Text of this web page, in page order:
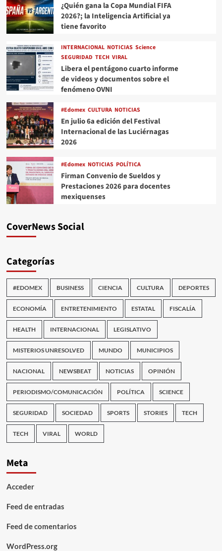
¿Quién gana la Copa Mundial FIFA
2026?; la Inteligencia Artificial ya
tiene favorito
INTERNACIONAL NOTICIAS Science
SEGURIDAD TECH VIRAL
Libera el pentágono cuarto informe
de videos y documentos sobre el
fenómeno OVNI
#Edomex CULTURA NOTICIAS
En julio 6a edición del Festival
Internacional de las Luciérnagas
2026
#Edomex NOTICIAS POLÍTICA
Firman Convenio de Sueldos y
Prestaciones 2026 para docentes
mexiquenses
CoverNews Social
Categorías
#EDOMEX BUSINESS CIENCIA CULTURA DEPORTES
ECONOMÍA ENTRETENIMIENTO ESTATAL FISCALÍA
HEALTH INTERNACIONAL LEGISLATIVO
MISTERIOS UNRESOLVED MUNDO MUNICIPIOS
NACIONAL NEWSBEAT NOTICIAS OPINIÓN
PERIODISMO/COMUNICACIÓN POLÍTICA SCIENCE
SEGURIDAD SOCIEDAD SPORTS STORIES TECH
TECH VIRAL WORLD
Meta
Acceder
Feed de entradas
Feed de comentarios
WordPress.org